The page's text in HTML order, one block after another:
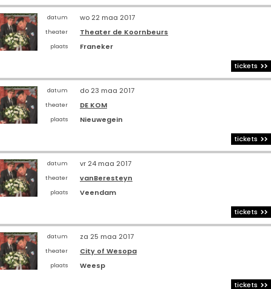
datum wo 22 maa 2017
theater Theater de Koornbeurs
plaats
Franeker
tickets
datum do 23 maa 2017
theater DE KOM
plaats
Nieuwegein
tickets
datum vr 24 maa 2017
theater vanBeresteyn
plaats
Veendam
tickets
datum za 25 maa 2017
theater City of Wesopa
plaats
Weesp
tickets